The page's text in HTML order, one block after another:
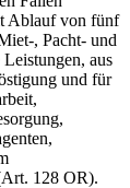
Ablauf von fünf
, Pacht- und
aus
und für
128 OR).